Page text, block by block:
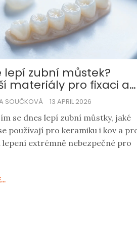
lepí zubní můstek?
materiály pro fixaci a
SOUČKOVÁ 13 APRIL 2026
se dnes lepí zubní můstky, jaké
používají pro keramiku i kov a
lepení extrémně nebezpečné pro